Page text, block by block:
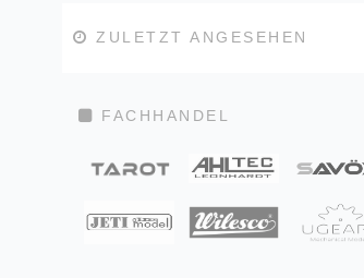
ZULETZT ANGESEHEN
FACHHANDEL